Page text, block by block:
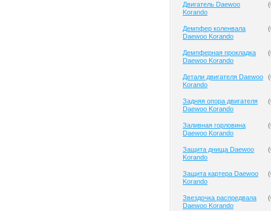
Двигатель Daewoo
Korando
(
Демпфер коленвала
Daewoo Korando
(
Демпферная прокладка
Daewoo Korando
(
Детали двигателя Daewoo
Korando
(
Задняя опора двигателя
Daewoo Korando
(
Заливная горловина
Daewoo Korando
(
Защита днища Daewoo
Korando
(
Защита картера Daewoo
Korando
(
Звездочка распредвала
Daewoo Korando
(